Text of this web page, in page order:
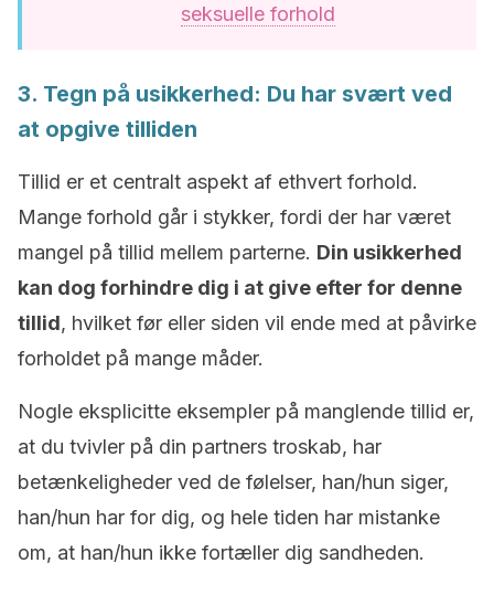
seksuelle forhold
3. Tegn på usikkerhed: Du har svært ved
at opgive tilliden
Tillid er et centralt aspekt af ethvert forhold.
Mange forhold går i stykker, fordi der har været
mangel på tillid mellem parterne. Din usikkerhed
kan dog forhindre dig i at give efter for denne
tillid, hvilket før eller siden vil ende med at påvirke
forholdet på mange måder.
Nogle eksplicitte eksempler på manglende tillid er,
at du tvivler på din partners troskab, har
betænkeligheder ved de følelser, han/hun siger,
han/hun har for dig, og hele tiden har mistanke
om, at han/hun ikke fortæller dig sandheden.